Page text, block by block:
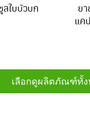
ลใบบัวบก
ย
แค
เลือกดูผลิตภัณฑ์ทั้